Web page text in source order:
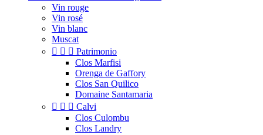
Vin rouge
Vin rosé
Vin blanc
Muscat
   Patrimonio
Clos Marfisi
Orenga de Gaffory
Clos San Quilico
Domaine Santamaria
   Calvi
Clos Culombu
Clos Landry